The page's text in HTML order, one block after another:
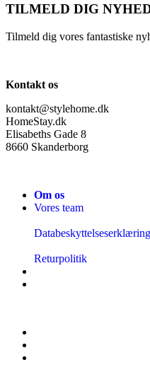
TILMELD DIG
Tilmeld dig vores fantastiske
Kontakt os
kontakt@stylehome.dk
HomeStay.dk
Elisabeths Gade 8
8660 Skanderborg
Om os
Vores team
Databeskyttelseserklæring
Returpolitik